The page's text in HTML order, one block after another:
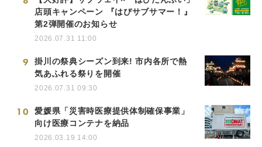
店頭キャンペーン 『はぴサブサマー！』
第2弾開催のお知らせ
2026.07.31 11:00
9
掛川の祭典シーズン到来! 市内各所で熱
気あふれる祭りを開催
2026.07.31 09:30
10
愛媛県「災害時医療提供体制確保事業」
向け医療コンテナを納品
2026.03.19 14:00